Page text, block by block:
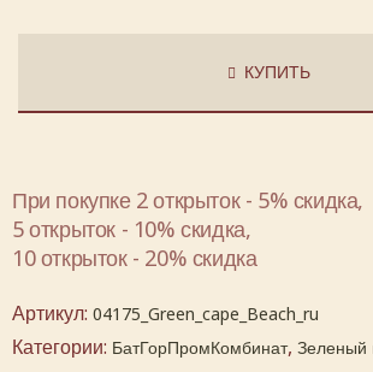
КУПИТЬ
При покупке 2 открыток - 5% скидка,
5 открыток - 10% скидка,
10 открыток - 20% скидка
Артикул: 04175_Green_cape_Beach_ru
Категории: БатГорПромКомбинат, Зеленый